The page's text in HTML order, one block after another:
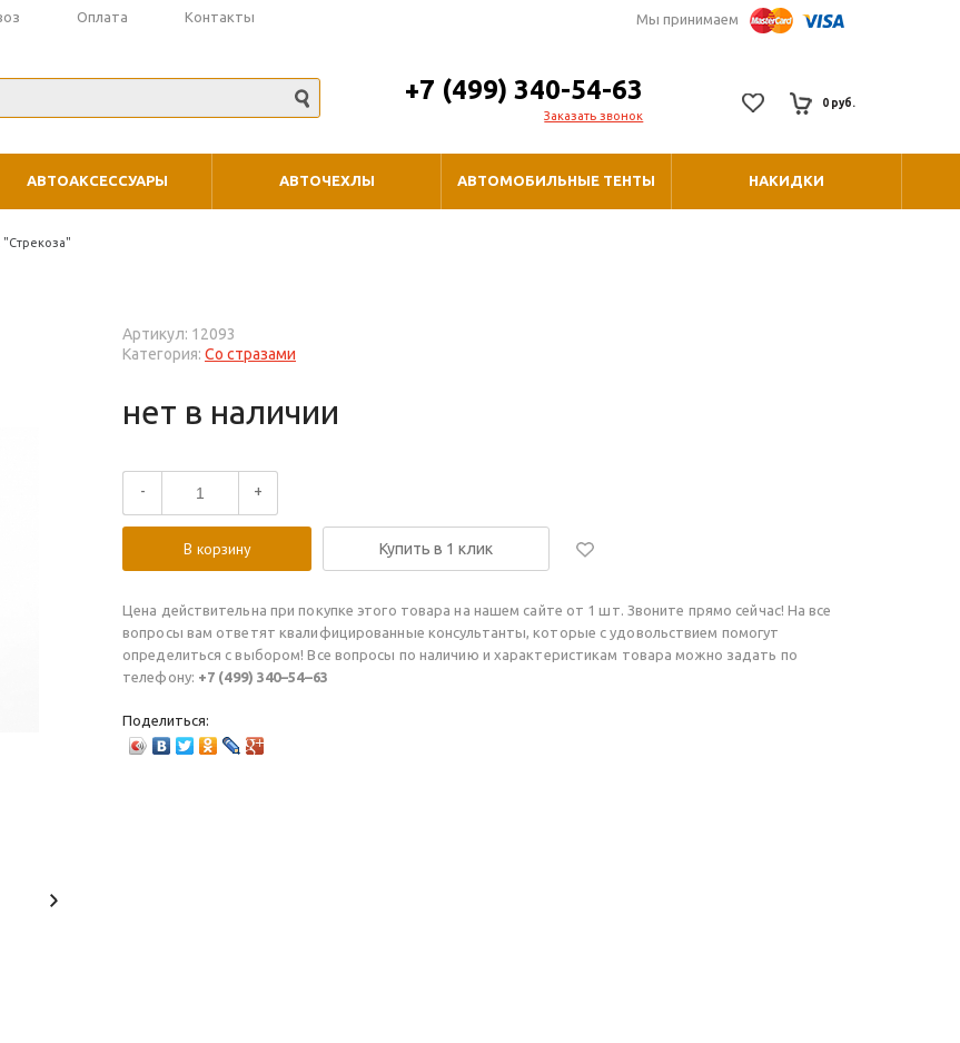
Оплата Контакты Мы принимаем
+7 (499) 340-54-63
Заказать звонок
0 руб.
АВТОАКСЕССУАРЫ АВТОЧЕХЛЫ АВТОМОБИЛЬНЫЕ ТЕНТЫ НАКИДКИ
Артикул: 12093
Категория: Со стразами
нет в наличии
- +
В корзину Купить в 1 клик
Цена действительна при покупке этого товара на нашем сайте от 1 шт. Звоните прямо сейчас! На все
вопросы вам ответят квалифицированные консультанты, которые с удовольствием помогут
определиться с выбором! Все вопросы по наличию и характеристикам товара можно задать по
телефону: +7 (499) 340–54–63
Поделиться: